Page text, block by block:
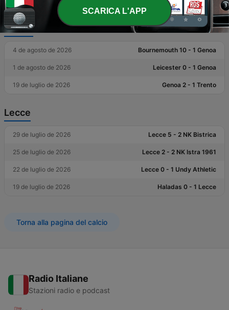
Risultati Recenti
Genoa
4 de agosto de 2026 Bournemouth 10 - 1 Genoa
1 de agosto de 2026 Leicester 0 - 1 Genoa
19 de luglio de 2026 Genoa 2 - 1 Trento
Lecce
29 de luglio de 2026 Lecce 5 - 2 NK Bistrica
25 de luglio de 2026 Lecce 2 - 2 NK Istra 1961
22 de luglio de 2026 Lecce 0 - 1 Undy Athletic
19 de luglio de 2026 Haladas 0 - 1 Lecce
Torna alla pagina del calcio
Radio Italiane
Stazioni radio e podcast
SCARICA L'APP